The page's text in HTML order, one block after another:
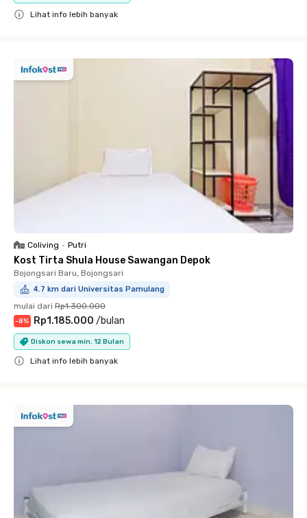
Lihat info lebih banyak
Coliving • Putri
Kost Tirta Shula House Sawangan Depok
Bojongsari Baru, Bojongsari
4.7 km dari Universitas Pamulang
mulai dari Rp1.300.000
-8% Rp1.185.000 /bulan
Diskon sewa min. 12 Bulan
Lihat info lebih banyak